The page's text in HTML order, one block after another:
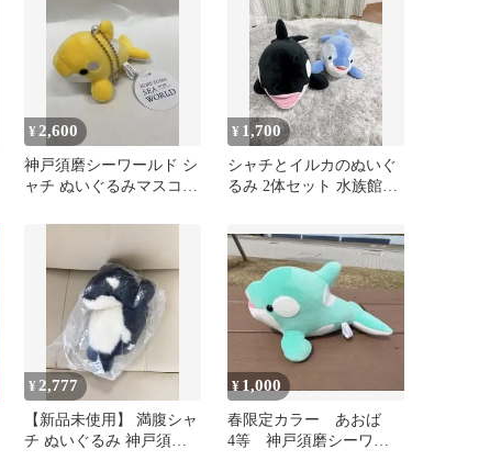
¥ 2,600
神戸須磨シーワールド シ
ャチ ぬいぐるみマスコッ
¥ 1,700
シャチとイルカのぬいぐ
るみ 2体セット 水族館グ
¥ 2,777
【新品未使用】 満腹シャ
チ ぬいぐるみ 神戸須磨
¥ 1,000
春限定カラー あおば
4等 神戸須磨シーワー